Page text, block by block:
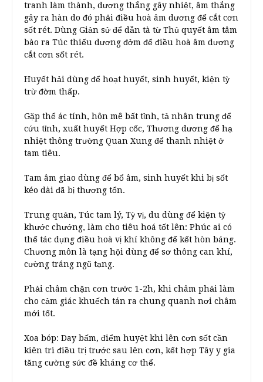
tranh làm thành, dương thắng gây nhiệt, âm thắng
gây ra hàn do đó phải điều hoà âm dương để cắt cơn
sốt rét. Dùng Giản sử để dẫn tà từ Thủ quyết âm tâm
bào ra Túc thiếu dương đởm để điều hoà âm dương
cắt cơn sốt rét.
Huyết hải dùng để hoạt huyết, sinh huyết, kiện tỳ
trừ đờm thấp.
Gặp thể ác tính, hôn mê bất tỉnh, tả nhân trung để
cứu tỉnh, xuất huyết Hợp cốc, Thương dương để hạ
nhiệt thông trường Quan Xung để thanh nhiệt ở
tam tiêu.
Tam âm giao dùng để bổ âm, sinh huyết khi bị sốt
kéo dài đã bị thương tổn.
Trung quản, Túc tam lý, Tỳ vị, du dùng để kiện tỳ
khước chướng, làm cho tiêu hoá tốt lên: Phúc ai có
thể tác dụng điều hoà vị khí không để kết hòn báng.
Chương môn là tạng hội dùng để sơ thông can khí,
cường tráng ngũ tạng.
Phải châm chặn cơn trước 1-2h, khi châm phải làm
cho cảm giác khuếch tán ra chung quanh nơi châm
mới tốt.
Xoa bóp: Day bấm, điểm huyệt khi lên cơn sốt cần
kiên trì điều trị trước sau lên cơn, kết hợp Tây y gia
tăng cường sức đề kháng cơ thể.